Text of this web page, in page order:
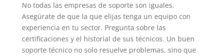
No todas las empresas de soporte son iguales.
Asegúrate de que la que elijas tenga un equipo con
experiencia en tu sector. Pregunta sobre las
certificaciones y el historial de sus técnicos. Un buen
soporte técnico no solo resuelve problemas, sino que